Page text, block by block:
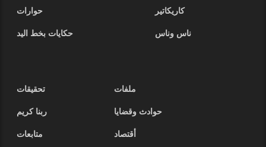
كاريكاتير
حوارات
ناس وناس
حكايات بخط اليد
ملفات
تحقيقات
حوادث وقضايا
ربنا كريم
أقتصاد
متابعات